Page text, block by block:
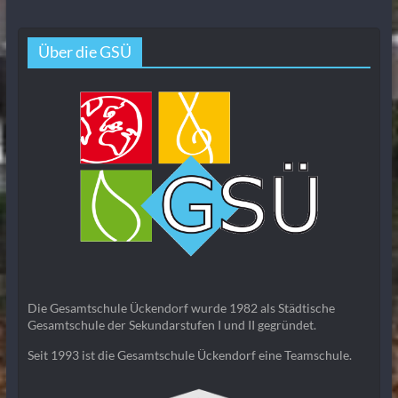
Über die GSÜ
Die Gesamtschule Ückendorf wurde 1982 als Städtische
Gesamtschule der Sekundarstufen I und II gegründet.
Seit 1993 ist die Gesamtschule Ückendorf eine Teamschule.